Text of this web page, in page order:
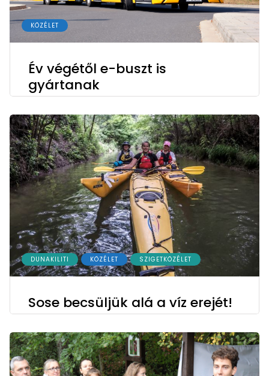
KÖZÉLET
Év végétől e-buszt is
gyártanak
DUNAKILITI KÖZÉLET SZIGETKÖZÉLET
Sose becsüljük alá a víz erejét!